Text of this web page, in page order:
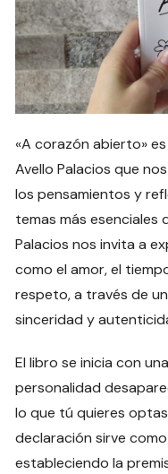
«A corazón abierto»
Avello Palacios que
los pensamientos y
temas más esenciales
Palacios nos invita a
como el amor, el
respeto, a través de
sinceridad y
El libro se inicia con
personalidad
lo que tú quieres
declaración sirve
estableciendo la